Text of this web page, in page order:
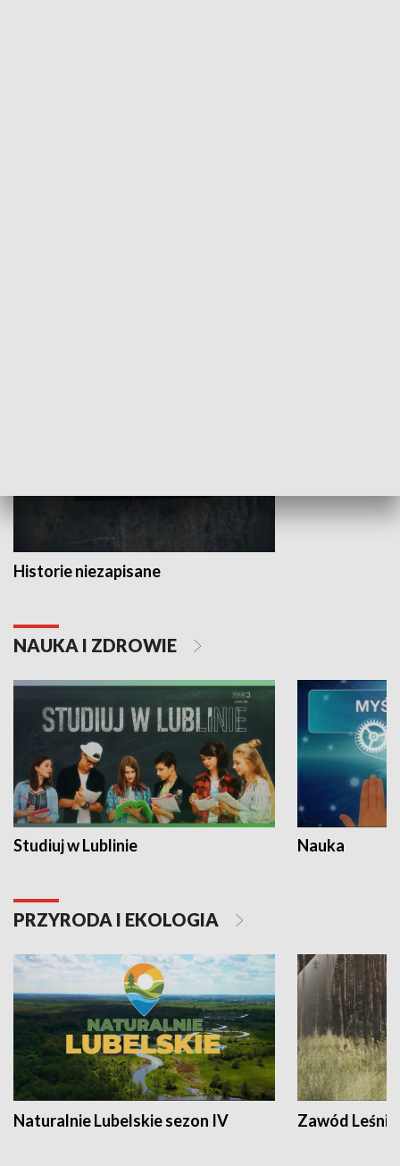
Historie niezapisane
NAUKA I ZDROWIE
Studiuj w Lublinie Nauka
PRZYRODA I EKOLOGIA
Naturalnie Lubelskie sezon IV Zawód Leśnik